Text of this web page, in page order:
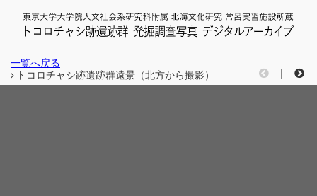
一覧へ戻る
トコロチャシ跡遺跡群遠景（北方から撮影）